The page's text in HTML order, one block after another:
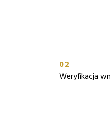
02
Weryfikacja